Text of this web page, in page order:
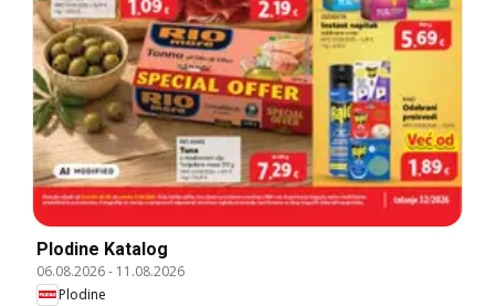
Plodine Katalog
06.08.2026- 11.08.2026
Plodine